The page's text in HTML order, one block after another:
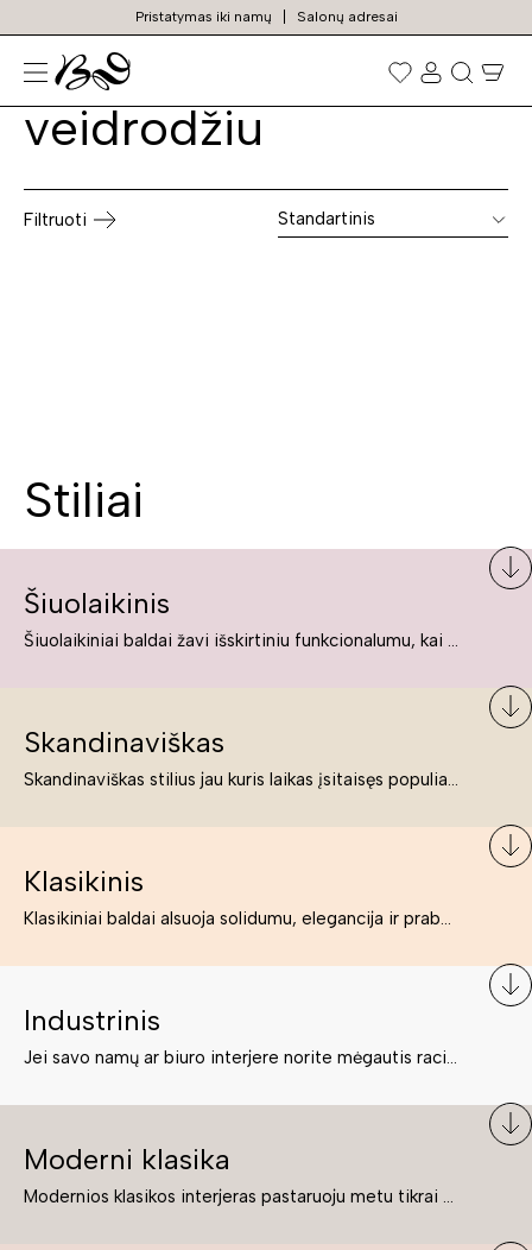
Pristatymas iki namų Salonų adresai
Prekių
paieška
Komoda su
veidrodžiu
Filtruoti Standartinis
Stiliai
Šiuolaikinis
Šiuolaikiniai baldai žavi išskirtiniu funkcionalumu, kai kurie jų pelnytai net pavadinami meno kūriniais, nes jie tikrai yra išskirtiniai, originalūs ir puikiai atliepiantys į šiuolaikinių žmonių poreikius bei gyvenimo būdo ypatumus.
Skandinaviškas
Skandinaviškas stilius jau kuris laikas įsitaisęs populiariausiųjų sąraše. Namai, butai labai dažnai įrengiami remiantis būtent šio stiliaus ypatumais. Dėl švelnių spalvų, praktiškumo ir estetikos jis masina tuos, kurie neabejingi šviesiem ar neutralių spalvų koloritui, paprastumui, funkcionalumui, natūralumui ir stilingai estetikai. Platų skandinaviškų baldų spektrą rasite „Deinavos baldų“ asortimente.
Klasikinis
Klasikiniai baldai alsuoja solidumu, elegancija ir prabanga. Paprastai jie būna masyvūs, kuria didybės įspūdį. Neabejotinai jie bus geriausias pasirinkimas estetiškam ir rafinuotam klasikiniam namų interjerui. Kartais klasikiniai baldai traktuojami kaip senoviniai, bet tai ne tiesa – klasika yra stilius, neišsemiama elegancija ir rafinuotumas.
Industrinis
Jei savo namų ar biuro interjere norite mėgautis racionaliai išnaudotomis erdvėmis, funkcionalumu ir esate neabejingi tamsesniam koloritui bei praktiškiems sprendimams, tuomet industrinis stilius bus būtent tai, ko Jums reikia. O industrinio stiliaus baldus išsirinksite mūsų asortimente.
Moderni klasika
Modernios klasikos interjeras pastaruoju metu tikrai yra „ant bangos“. Tie, kurie nenori pernelyg nutolti nuo klasikos, bet drauge žavisi šiuolaikiškais sprendimais, su malonumu savo namuose kuria klasikos ir modernaus interjero tandemą – elegantišką, subtilų ir žavingą.